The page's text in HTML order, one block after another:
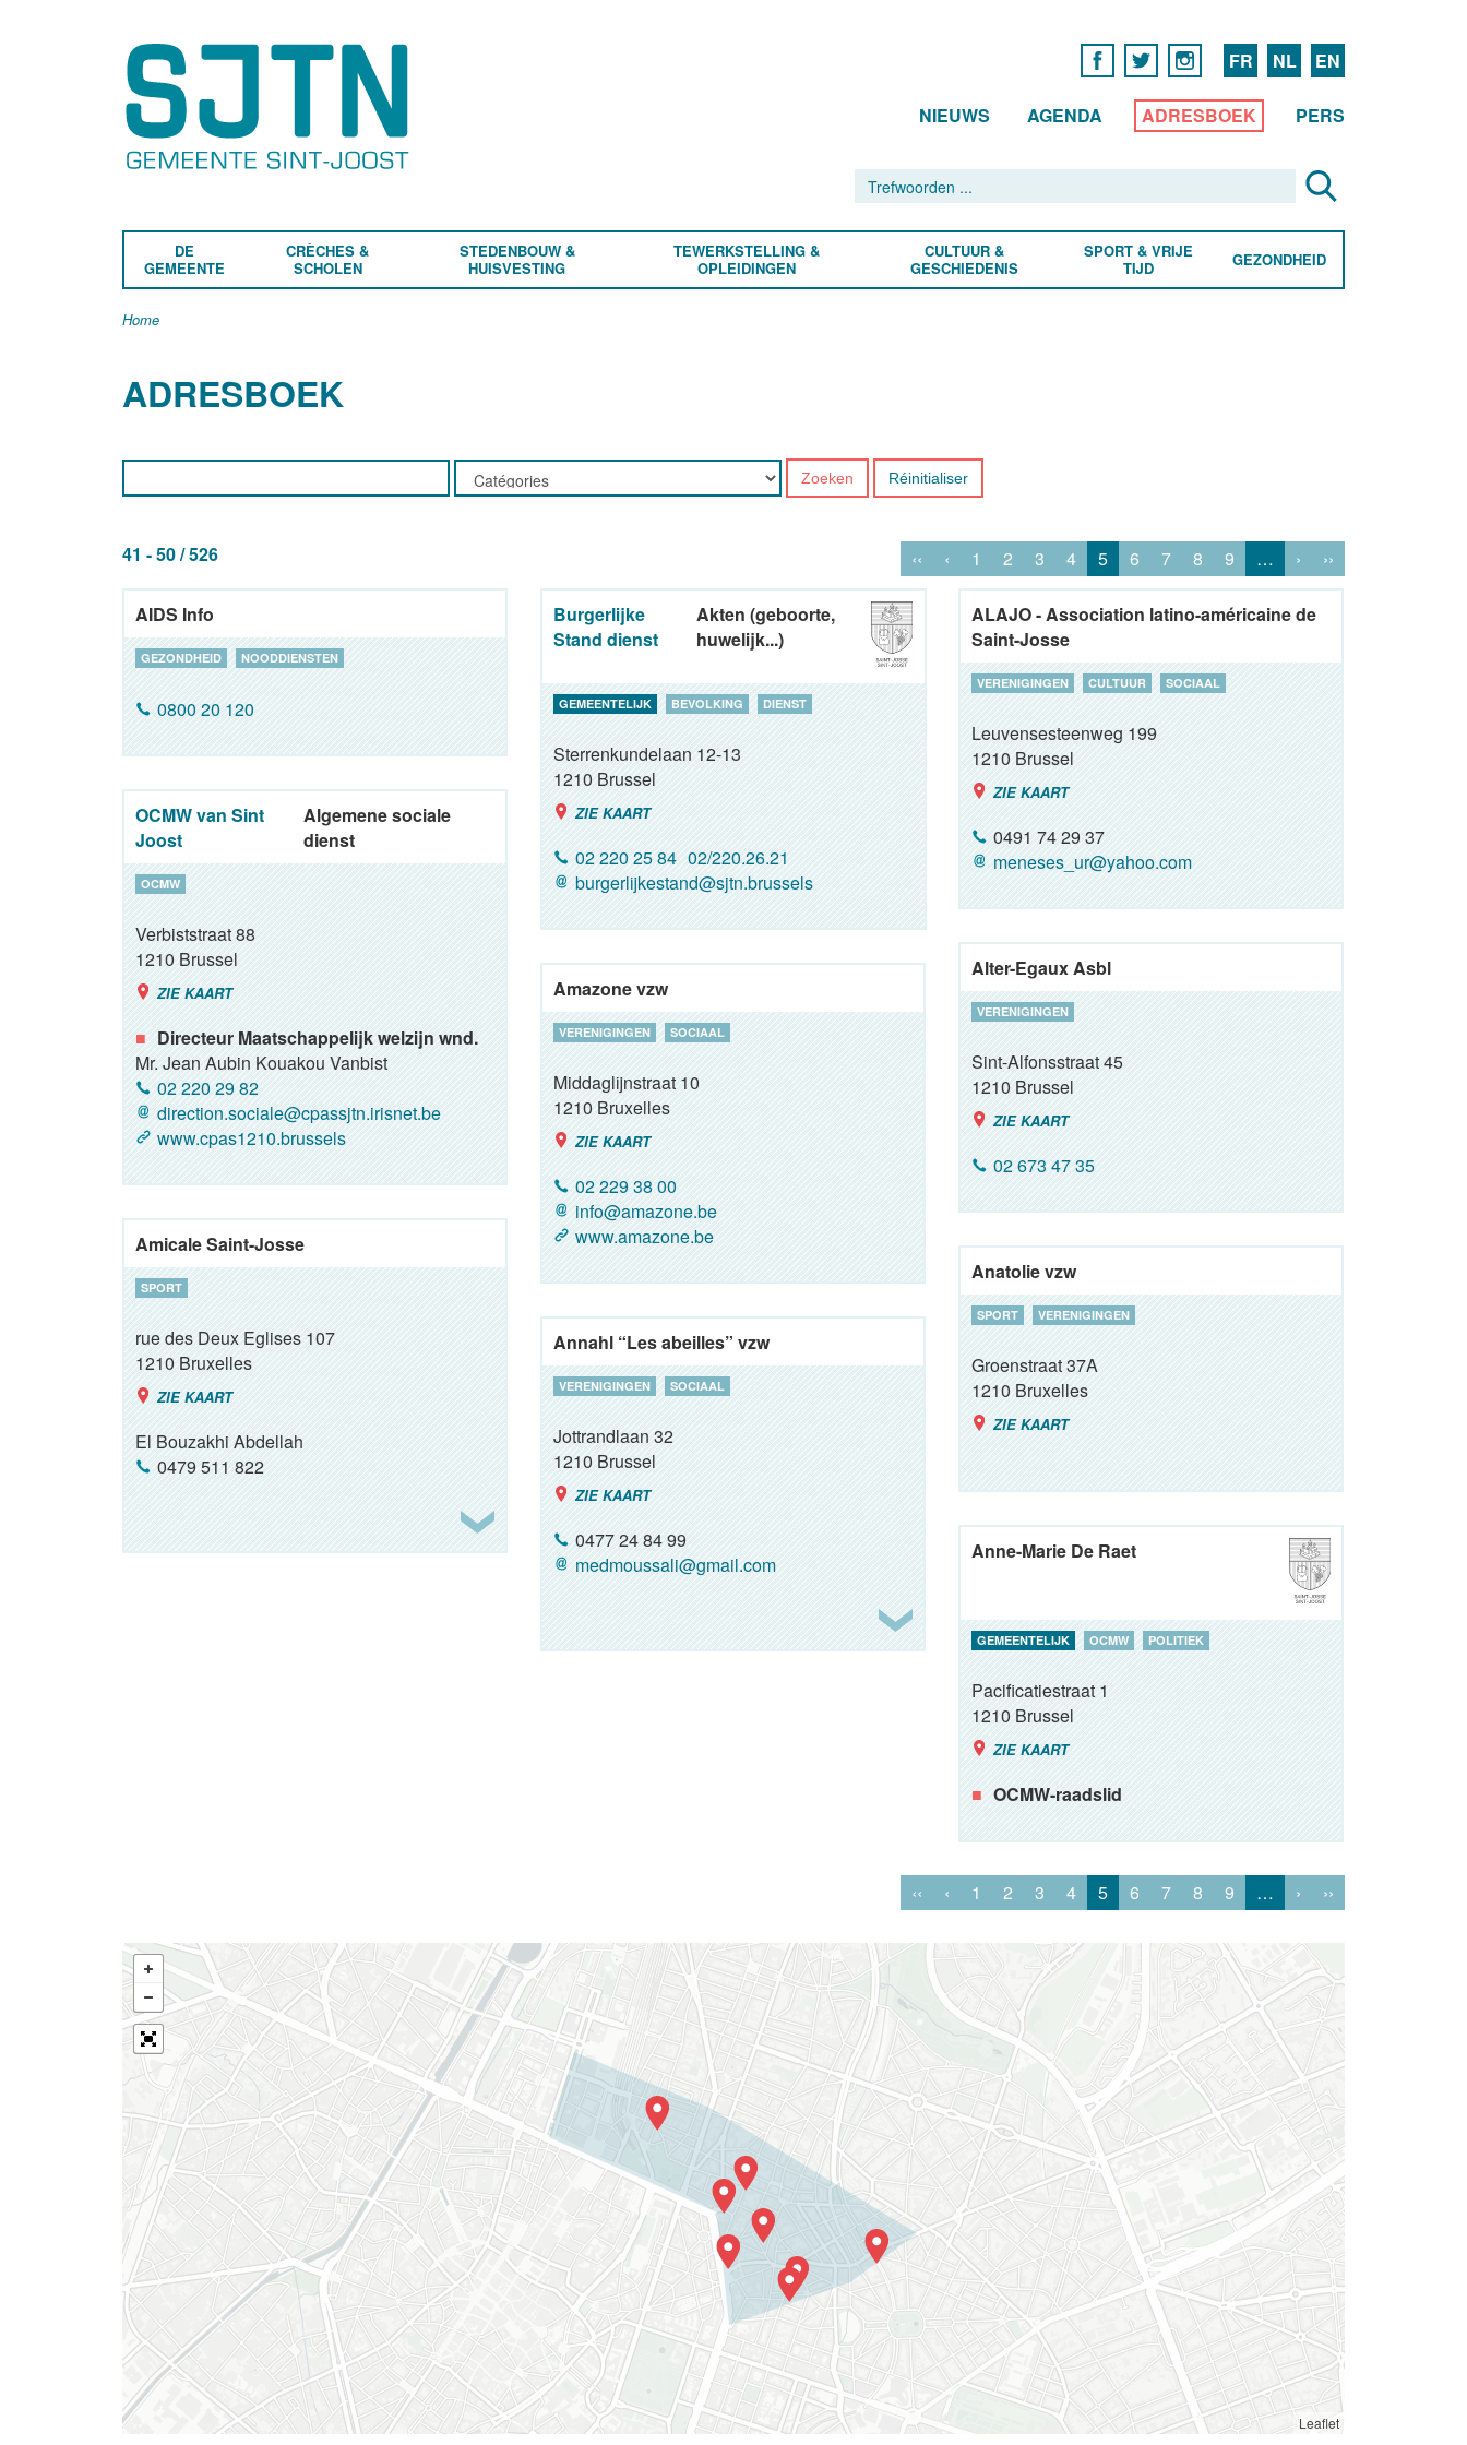
FR NL EN
NIEUWS AGENDA ADRESBOEK PERS
DE
GEMEENTE
CRÈCHES &
SCHOLEN
STEDENBOUW &
HUISVESTING
TEWERKSTELLING &
OPLEIDINGEN
CULTUUR &
GESCHIEDENIS
SPORT & VRIJE
TIJD
GEZONDHEID
Home
ADRESBOEK
Zoeken Réinitialiser
41 - 50 / 526 ‹‹ ‹ 1 2 3 4 5 6 7 8 9 … › ››
AIDS Info
GEZONDHEID NOODDIENSTEN
0800 20 120
Burgerlijke
Stand dienst
Akten (geboorte,
huwelijk...)
GEMEENTELIJK BEVOLKING DIENST
Sterrenkundelaan 12-13
1210Brussel
ZIE KAART
02 220 25 84 02/220.26.21
burgerlijkestand@sjtn.brussels
ALAJO - Association latino-américaine de
Saint-Josse
VERENIGINGEN CULTUUR SOCIAAL
Leuvensesteenweg 199
1210Brussel
ZIE KAART
0491 74 29 37
meneses_ur@yahoo.com
OCMW van Sint
Joost
Algemene sociale
dienst
OCMW
Verbiststraat 88
1210Brussel
ZIE KAART
Directeur Maatschappelijk welzijn wnd.
Mr. Jean Aubin Kouakou Vanbist
02 220 29 82
direction.sociale@cpassjtn.irisnet.be
www.cpas1210.brussels
Alter-Egaux Asbl
VERENIGINGEN
Sint-Alfonsstraat 45
1210Brussel
ZIE KAART
02 673 47 35
Amazone vzw
VERENIGINGEN SOCIAAL
Middaglijnstraat 10
1210Bruxelles
ZIE KAART
02 229 38 00
info@amazone.be
www.amazone.be
Amicale Saint-Josse
SPORT
rue des Deux Eglises 107
1210Bruxelles
ZIE KAART
El Bouzakhi Abdellah
0479 511 822
Anatolie vzw
SPORT VERENIGINGEN
Groenstraat 37A
1210Bruxelles
ZIE KAART
Annahl “Les abeilles” vzw
VERENIGINGEN SOCIAAL
Jottrandlaan 32
1210Brussel
ZIE KAART
0477 24 84 99
medmoussali@gmail.com
Anne-Marie De Raet
GEMEENTELIJK OCMW POLITIEK
Pacificatiestraat 1
1210Brussel
ZIE KAART
OCMW-raadslid
‹‹ ‹ 1 2 3 4 5 6 7 8 9 … › ››
Leaflet